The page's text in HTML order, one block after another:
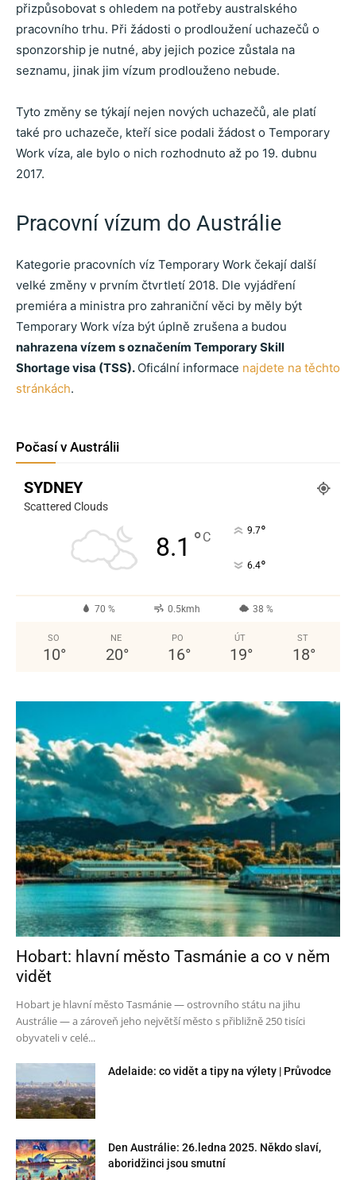
přizpůsobovat s ohledem na potřeby australského
pracovního trhu. Při žádosti o prodloužení uchazečů o
sponzorship je nutné, aby jejich pozice zůstala na
seznamu, jinak jim vízum prodlouženo nebude.
Tyto změny se týkají nejen nových uchazečů, ale platí
také pro uchazeče, kteří sice podali žádost o Temporary
Work víza, ale bylo o nich rozhodnuto až po 19. dubnu
2017.
Pracovní vízum do Austrálie
Kategorie pracovních víz Temporary Work čekají další
velké změny v prvním čtvrtletí 2018. Dle vyjádření
premiéra a ministra pro zahraniční věci by měly být
Temporary Work víza být úplně zrušena a budou
nahrazena vízem s označením Temporary Skill
Shortage visa (TSS). Oficální informace najdete na těchto
stránkách.
Počasí v Austrálii
SYDNEY
Scattered Clouds
8.1 °C 9.7°
6.4°
70 % 0.5kmh 38 %
SO
10°
NE
20°
PO
16°
ÚT
19°
ST
18°
Hobart: hlavní město Tasmánie a co v něm
vidět
Hobart je hlavní město Tasmánie — ostrovního státu na jihu
Austrálie — a zároveň jeho největší město s přibližně 250 tisíci
obyvateli v celé...
Adelaide: co vidět a tipy na výlety | Průvodce
Den Austrálie: 26.ledna 2025. Někdo slaví,
aboridžinci jsou smutní